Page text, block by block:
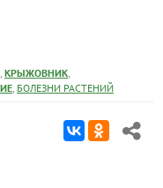
, КРЫЖОВНИК,
, БОЛЕЗНИ РАСТЕНИЙ